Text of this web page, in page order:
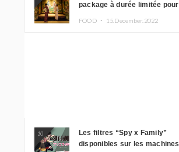
package à durée limitée pour
FOOD ・ 15.December.2022
10
Les filtres “Spy x Family”
disponibles sur les machines